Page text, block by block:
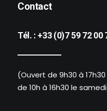
Contact
Tél. : +33 (0)7 59 72 00
(Ouvert de 9h30 à
de 10h à 16h30 le